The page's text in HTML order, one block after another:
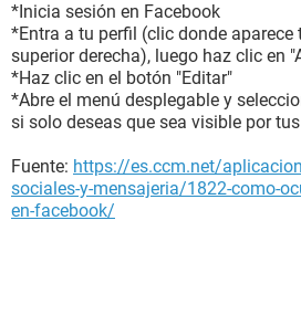
*Inicia sesión en Facebook
*Entra a tu perfil (clic donde aparece
superior derecha), luego haz clic en
*Haz clic en el botón "Editar"
*Abre el menú desplegable y
si solo deseas que sea visible por
Fuente: https://es.ccm.net/
sociales-y-mensajeria/1822-como-
en-facebook/